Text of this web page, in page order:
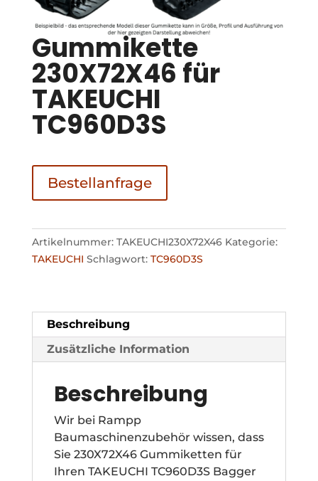
Gummikette
230X72X46 für
TAKEUCHI
TC960D3S
Bestellanfrage
Artikelnummer: TAKEUCHI230X72X46 Kategorie:
TAKEUCHI Schlagwort: TC960D3S
Beschreibung
Zusätzliche Information
Beschreibung
Wir bei Rampp
Baumaschinenzubehör wissen, dass
Sie 230X72X46 Gummiketten für
Ihren TAKEUCHI TC960D3S Bagger